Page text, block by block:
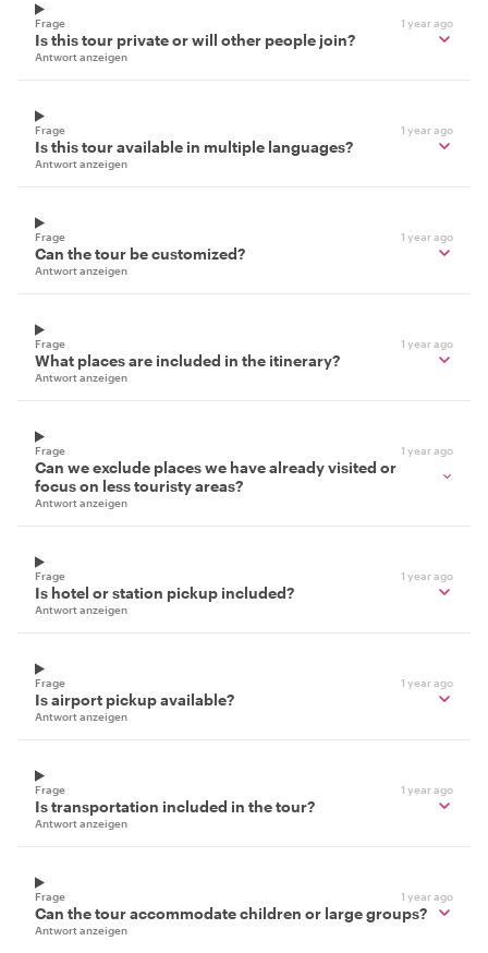
Frage 1 year ago
Is this tour private or will other people join?
Antwort anzeigen
Frage 1 year ago
Is this tour available in multiple languages?
Antwort anzeigen
Frage 1 year ago
Can the tour be customized?
Antwort anzeigen
Frage 1 year ago
What places are included in the itinerary?
Antwort anzeigen
Frage 1 year ago
Can we exclude places we have already visited or
focus on less touristy areas?
Antwort anzeigen
Frage 1 year ago
Is hotel or station pickup included?
Antwort anzeigen
Frage 1 year ago
Is airport pickup available?
Antwort anzeigen
Frage 1 year ago
Is transportation included in the tour?
Antwort anzeigen
Frage 1 year ago
Can the tour accommodate children or large groups?
Antwort anzeigen